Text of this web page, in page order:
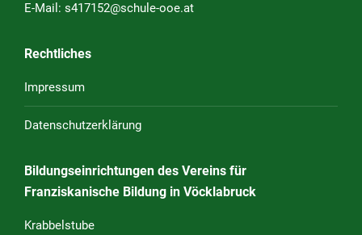
E-Mail: s417152@schule-ooe.at
Rechtliches
Impressum
Datenschutzerklärung
Bildungseinrichtungen des Vereins für
Franziskanische Bildung in Vöcklabruck
Krabbelstube